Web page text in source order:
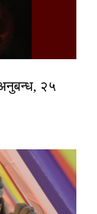
२५